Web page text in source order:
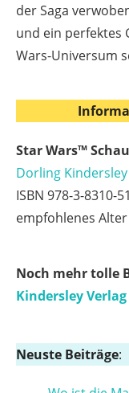
der Saga
und ein perfektes
Wars-Universum
Star Wars™
Dorling
ISBN 978-3-8310-
empfohlenes Alter
Noch mehr tolle
Kindersley Verlag
Neuste Beiträge: